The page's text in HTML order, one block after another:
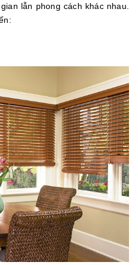
lẫn phong cách khác nhau.